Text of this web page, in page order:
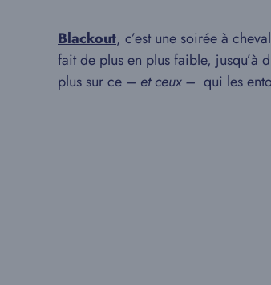
Blackout, c’est une soirée à
fait de plus en plus faible, jusqu’à
plus sur ce – et ceux – qui les